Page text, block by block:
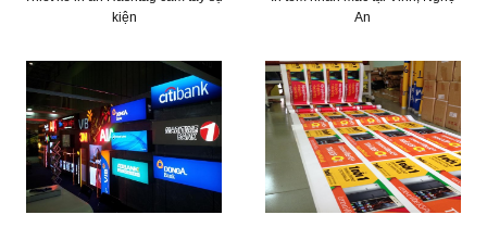
kiện
An